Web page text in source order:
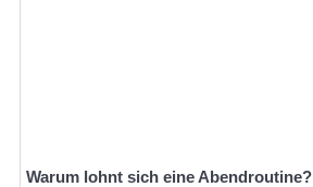
Warum lohnt sich eine Abendroutine?